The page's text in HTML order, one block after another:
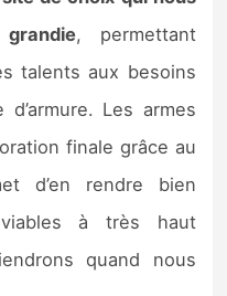
, permettant
talents aux besoins
Les armes
finale grâce au
d’en rendre bien
viables à très haut
quand nous